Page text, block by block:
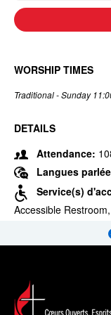
WORSHIP TIMES
Traditional - Sunday
DETAILS
Attendance:
Langues
Service(s)
Accessible